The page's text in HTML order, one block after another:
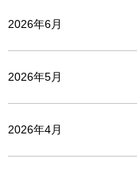
2026年6月
2026年5月
2026年4月